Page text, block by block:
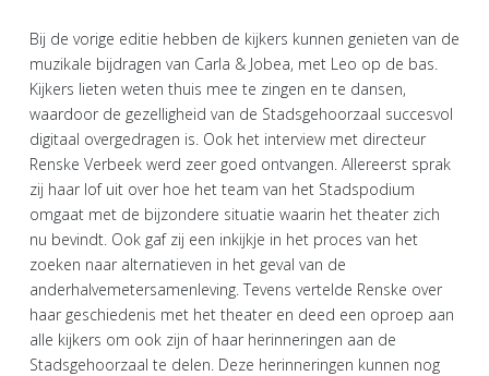
Bij de vorige editie hebben de kijkers kunnen genieten van de
muzikale bijdragen van Carla & Jobea, met Leo op de bas.
Kijkers lieten weten thuis mee te zingen en te dansen,
waardoor de gezelligheid van de Stadsgehoorzaal succesvol
digitaal overgedragen is. Ook het interview met directeur
Renske Verbeek werd zeer goed ontvangen. Allereerst sprak
zij haar lof uit over hoe het team van het Stadspodium
omgaat met de bijzondere situatie waarin het theater zich
nu bevindt. Ook gaf zij een inkijkje in het proces van het
zoeken naar alternatieven in het geval van de
anderhalvemetersamenleving. Tevens vertelde Renske over
haar geschiedenis met het theater en deed een oproep aan
alle kijkers om ook zijn of haar herinneringen aan de
Stadsgehoorzaal te delen. Deze herinneringen kunnen nog